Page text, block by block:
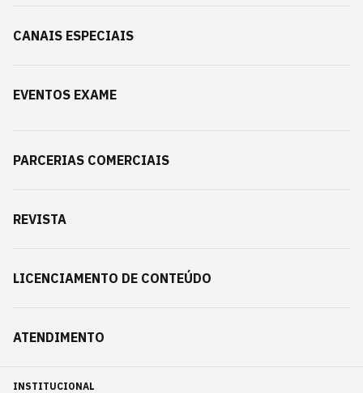
CANAIS ESPECIAIS
EVENTOS EXAME
PARCERIAS COMERCIAIS
REVISTA
LICENCIAMENTO DE CONTEÚDO
ATENDIMENTO
INSTITUCIONAL